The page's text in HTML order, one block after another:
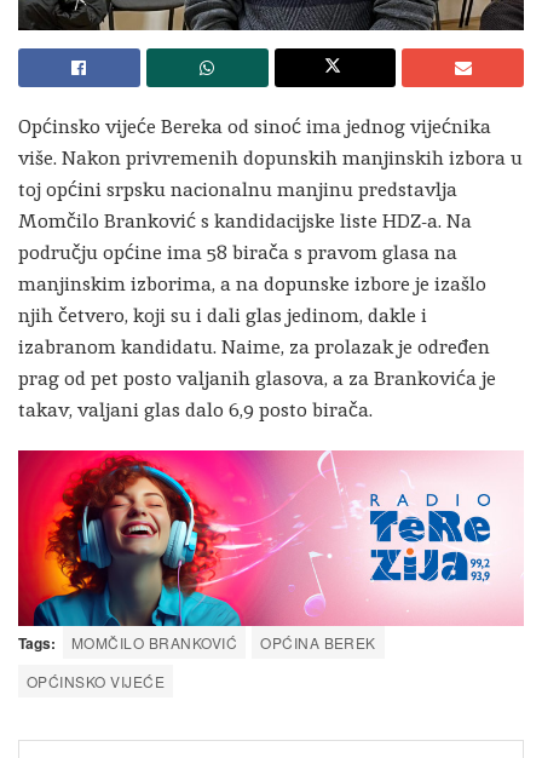
Općinsko vijeće Bereka od sinoć ima jednog vijećnika
više. Nakon privremenih dopunskih manjinskih izbora u
toj općini srpsku nacionalnu manjinu predstavlja
Momčilo Branković s kandidacijske liste HDZ-a. Na
području općine ima 58 birača s pravom glasa na
manjinskim izborima, a na dopunske izbore je izašlo
njih četvero, koji su i dali glas jedinom, dakle i
izabranom kandidatu. Naime, za prolazak je određen
prag od pet posto valjanih glasova, a za Brankovića je
takav, valjani glas dalo 6,9 posto birača.
Tags: MOMČILO BRANKOVIĆ
OPĆINA BEREK
OPĆINSKO VIJEĆE